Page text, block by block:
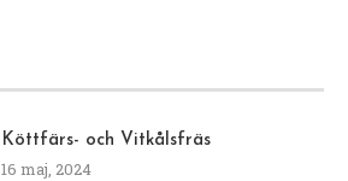
Köttfärs- och Vitkålsfräs
16 maj, 2024